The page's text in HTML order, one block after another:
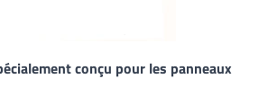
conçu pour les panneaux